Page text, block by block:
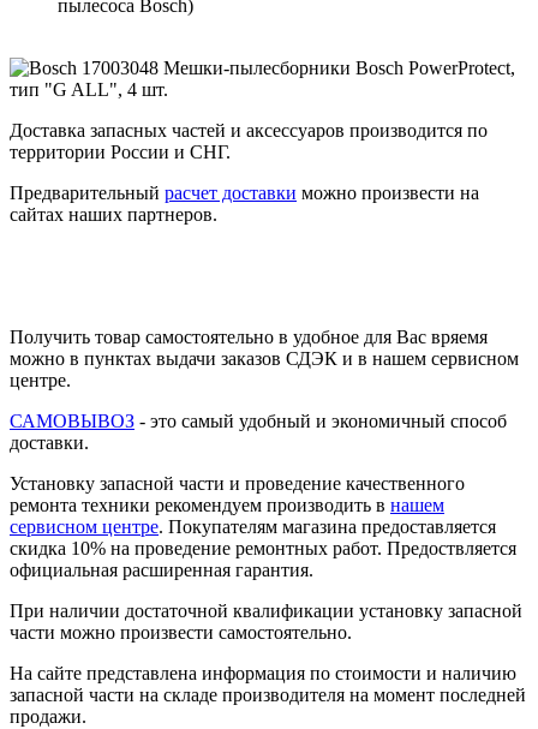
пылесоса Bosch)
Доставка запасных частей и аксессуаров производится по
территории России и СНГ.
Предварительный расчет доставки можно произвести на
сайтах наших партнеров.
Получить товар самостоятельно в удобное для Вас вряемя
можно в пунктах выдачи заказов СДЭК и в нашем сервисном
центре.
САМОВЫВОЗ - это самый удобный и экономичный способ
доставки.
Установку запасной части и проведение качественного
ремонта техники рекомендуем производить в нашем
сервисном центре. Покупателям магазина предоставляется
скидка 10% на проведение ремонтных работ. Предоствляется
официальная расширенная гарантия.
При наличии достаточной квалификации установку запасной
части можно произвести самостоятельно.
На сайте представлена информация по стоимости и наличию
запасной части на складе производителя на момент последней
продажи.